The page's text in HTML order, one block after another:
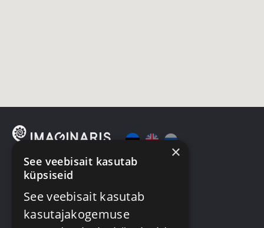
Kinkekaart
Üritused
Meist
Kontakt
×
See veebisait kasutab
küpsiseid
See veebisait kasutab
kasutajakogemuse